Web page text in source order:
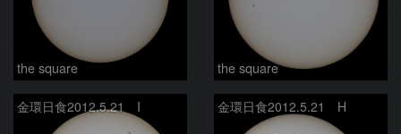
the square the square
金環日食2012.5.21 I 金環日食2012.5.21 H